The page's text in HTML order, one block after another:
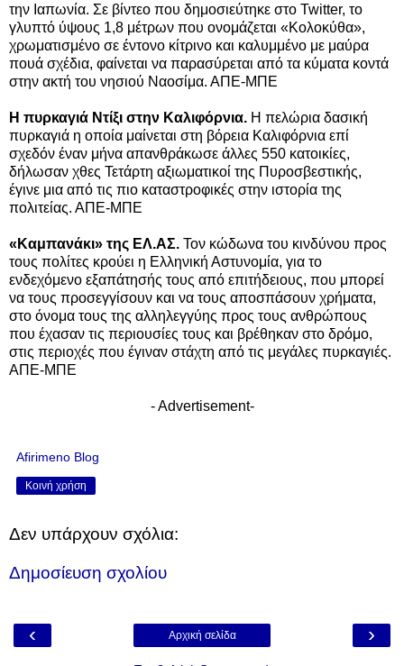
την Ιαπωνία. Σε βίντεο που δημοσιεύτηκε στο Twitter, το
γλυπτό ύψους 1,8 μέτρων που ονομάζεται «Κολοκύθα»,
χρωματισμένο σε έντονο κίτρινο και καλυμμένο με μαύρα
πουά σχέδια, φαίνεται να παρασύρεται από τα κύματα κοντά
στην ακτή του νησιού Ναοσίμα. ΑΠΕ-ΜΠΕ
Η πυρκαγιά Ντίξι στην Καλιφόρνια. Η πελώρια δασική
πυρκαγιά η οποία μαίνεται στη βόρεια Καλιφόρνια επί
σχεδόν έναν μήνα απανθράκωσε άλλες 550 κατοικίες,
δήλωσαν χθες Τετάρτη αξιωματικοί της Πυροσβεστικής,
έγινε μια από τις πιο καταστροφικές στην ιστορία της
πολιτείας. ΑΠΕ-ΜΠΕ
«Καμπανάκι» της ΕΛ.ΑΣ. Τον κώδωνα του κινδύνου προς
τους πολίτες κρούει η Ελληνική Αστυνομία, για το
ενδεχόμενο εξαπάτησής τους από επιτήδειους, που μπορεί
να τους προσεγγίσουν και να τους αποσπάσουν χρήματα,
στο όνομα τους της αλληλεγγύης προς τους ανθρώπους
που έχασαν τις περιουσίες τους και βρέθηκαν στο δρόμο,
στις περιοχές που έγιναν στάχτη από τις μεγάλες πυρκαγιές.
ΑΠΕ-ΜΠΕ
- Advertisement-
Afirimeno Blog
Κοινή χρήση
Δεν υπάρχουν σχόλια:
Δημοσίευση σχολίου
‹ ›
Αρχική σελίδα